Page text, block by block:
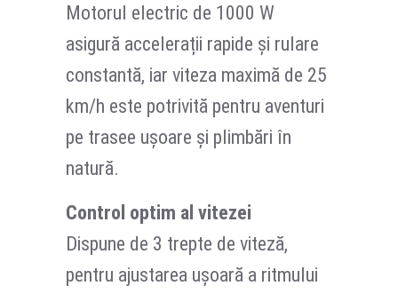
Motorul electric de 1000 W
asigură accelerații rapide și rulare
constantă, iar viteza maximă de 25
km/h este potrivită pentru aventuri
pe trasee ușoare și plimbări în
natură.
Control optim al vitezei
Dispune de 3 trepte de viteză,
pentru ajustarea ușoară a ritmului